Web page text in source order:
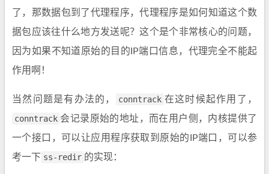
了，那数据包到了代理程序，代理程序是如何知道这个数
据包应该往什么地方发送呢？这个是个非常核心的问题，
因为如果不知道原始的目的IP端口信息，代理完全不能起
作用啊！
当然问题是有办法的， conntrack 在这时候起作用了，
conntrack 会记录原始的地址，而在用户侧，内核提供了
一个接口，可以让应用程序获取到原始的IP端口，可以参
考一下 ss-redir 的实现：